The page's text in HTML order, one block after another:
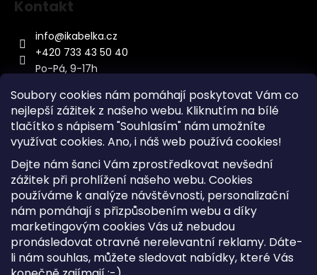
Soubory cookies nám pomáhají poskytovat Vám co
nejlepší zážitek z našeho webu. Kliknutím na bílé
tlačítko s nápisem "Souhlasím" nám umožníte
využívat cookies. Ano, i náš web používá cookies!
Dejte nám šanci Vám zprostředkovat nevšední
zážitek při prohlížení našeho webu. Cookies
používáme k analýze návštěvnosti, personalizační
nám pomáhají s přizpůsobením webu a díky
marketingovým cookies Vás už nebudou
pronásledovat otravné nerelevantní reklamy. Dáte-
li nám souhlas, můžete sledovat nabídky, které Vás
Kontakt
info@ikabelka.cz
+420 733 43 50 40
Po-Pá, 9-17h
Kontakt
Sitemap
Doprava a Platba
Reklamace Zboží
Obchodní podmínky